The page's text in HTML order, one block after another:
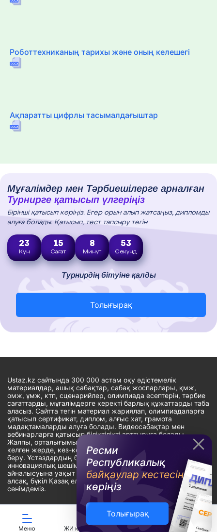
Ресми
Республикалық
байқаулар кестесін
көріңіз
Толығырақ
Роботтехниканың тарихы және оның келешегі
Ақпаратты цифрлы тасымалдағыштар
Мұғалімдер мен Тәрбиешілерге арналған
Турнирге қатысып үлгеріңіз
Бірінші қатысып көріңіз. Егер орын алып жатсаңыз, дипломды
алуға болады. Қатысып, тест тапсыру тегін
23
Күн
15
Сағат
8
Минут
52
Секунд
Турнирдің бітуіне қалды
Толығырақ
Меню ЖИ көмекші Ойындар Дайын ҚМЖ
Ustaz.kz сайтында 300 000 астам оқу әдістемелік
материалдар, ашық сабақтар, сабақ жоспарлары, қмж,
омж, ұмж, ктп, сценарийлер, олимпиада есептерін, тәрбие
сағаттарды, мұғалімдерге керекті барлық құжаттарды таба
аласыз. Сайтта тегін материал жариялап, олимпиадаларға
қатысып сертификат, диплом, алғыс хат, грамота
мадақтамаларды алуға болады. Видеосабақтар мен
вебинарларға қатысып біліктілікті арттыруға болады.
Жалпы, орталығымыздың басты мақсаты: ұстаздарға кез-
келген жерде, кез-келген уақытта білім алуына мүмкіндік
беру. Ұстаздардың барлық өзекті мәселелеріне
инновациялық шешім тауып, шығармашылық жұмыспен
айналысуына уақыт сыйлау. «Ұстаздарға сапалы білім бере
алсақ, бүкіл Қазақ еліне білім бере аламыз» - деген
сенімдеміз.
Сайт Peaksoft веб-студиясында жасалған - Peaksoft.kz